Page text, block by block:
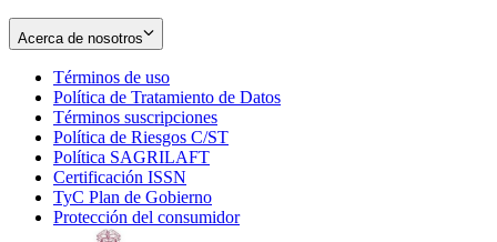
Acerca de nosotros
Términos de uso
in
new
window
Política de Tratamiento de Datos
Términos suscripciones
in
Política de Riesgos C/ST
Política SAGRILAFT
new
window
Certificación ISSN
in
new
TyC Plan de Gobierno
in
Protección del consumidorOpens